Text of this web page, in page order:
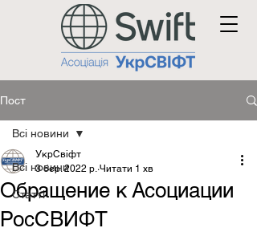
Пост
Всі новини
Статті
Всі новини
Обращение к Асоциации
РосСВИФТ
УкрСвіфт
3 бер. 2022 р. Читати 1 хв